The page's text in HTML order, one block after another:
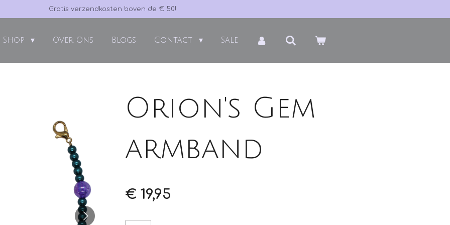
Gratis verzendkosten boven de € 50!
Shop Over Ons Blogs Contact Sale
Orion's Gem
armband
€ 19,95